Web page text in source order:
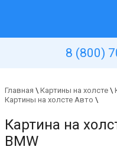
8 (800)
Главная \ Картины на холсте \
Картины на холсте Авто \
Картина на
BMW